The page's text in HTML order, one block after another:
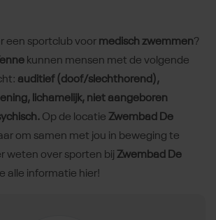
een sportclub voor medisch zwemmen?
kunnen mensen met de volgende
auditief (doof/slechthorend),
lichamelijk, niet aangeboren
Op de locatie Zwembad De
om samen met jou in beweging te
weten over sporten bij Zwembad De
alle informatie hier!